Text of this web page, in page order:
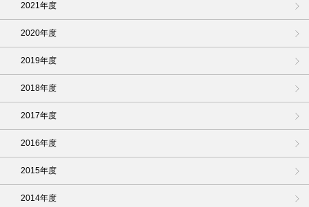
2021年度
2020年度
2019年度
2018年度
2017年度
2016年度
2015年度
2014年度